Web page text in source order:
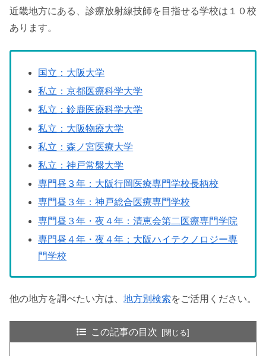
近畿地方にある、診療放射線技師を目指せる学校は１０校
あります。
国立：大阪大学
私立：京都医療科学大学
私立：鈴鹿医療科学大学
私立：大阪物療大学
私立：森ノ宮医療大学
私立：神戸常盤大学
専門昼３年：大阪行岡医療専門学校長柄校
専門昼３年：神戸総合医療専門学校
専門昼３年・夜４年：清恵会第二医療専門学院
専門昼４年・夜４年：大阪ハイテクノロジー専
門学校
他の地方を調べたい方は、 地方別検索をご活用ください。
この記事の目次